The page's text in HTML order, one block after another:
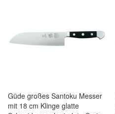
Güde großes Santoku Messer
mit 18 cm Klinge glatte